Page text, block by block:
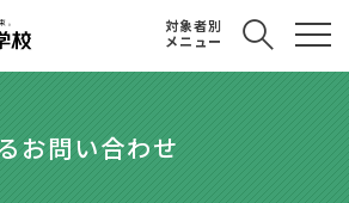
対象者別
メニュー
お問い合わせ